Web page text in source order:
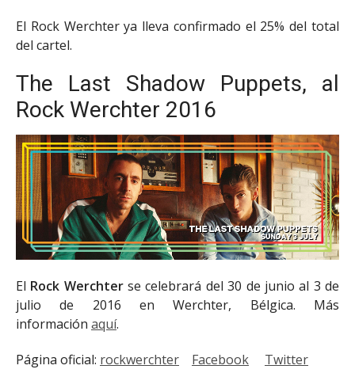
El Rock Werchter ya lleva confirmado el 25% del total
del cartel.
The Last Shadow Puppets, al
Rock Werchter 2016
El Rock Werchterse celebrará del 30 de junio al 3 de
julio de 2016 en Werchter, Bélgica. Más
información aquí.
Página oficial: rockwerchter Facebook Twitter